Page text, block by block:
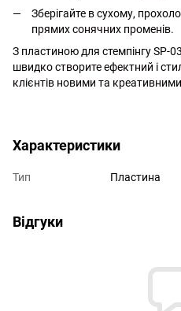
Зберігайте в сухому,
прямих сонячних променів.
З пластиною для стемпінгу SP-
швидко створите ефектний і
клієнтів новими та
Характеристики
Тип Пластина
Відгуки